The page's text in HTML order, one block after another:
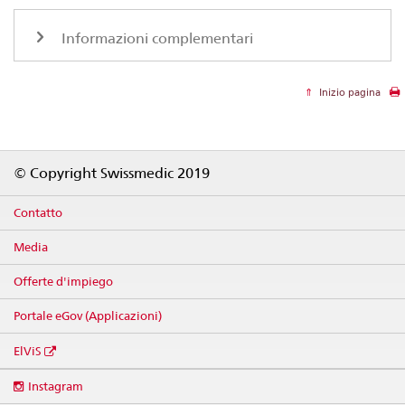
Informazioni complementari
Inizio pagina
© Copyright Swissmedic 2019
Contatto
Media
Offerte d'impiego
Portale eGov (Applicazioni)
ElViS
media
Instagram